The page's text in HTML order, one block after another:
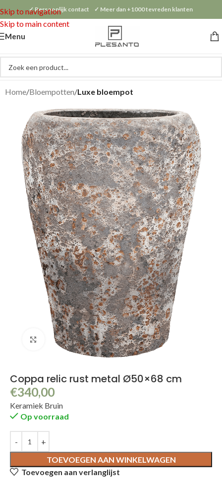
Skip to navigation
Skip to main content
✓ Persoonlijk contact ✓ Meer dan +1000 tevreden klanten
Menu
Home Bloempotten Luxe bloempot
Klik om te vergroten
Coppa relic rust metal Ø50×68 cm
€340,00
Keramiek Bruin
Op voorraad
TOEVOEGEN AAN WINKELWAGEN
Toevoegen aan verlanglijst